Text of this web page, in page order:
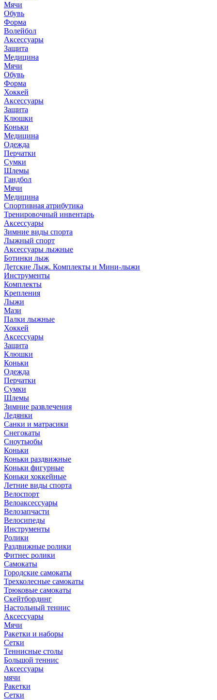
Мячи
Обувь
Форма
Волейбол
Аксессуары
Защита
Медицина
Мячи
Обувь
Форма
Хоккей
Аксессуары
Защита
Клюшки
Коньки
Медицина
Одежда
Перчатки
Сумки
Шлемы
Гандбол
Мячи
Медицина
Спортивная атрибутика
Тренировочный инвентарь
Аксессуары
Зимние виды спорта
Лыжный спорт
Аксессуары лыжные
Ботинки лыж
Детские Лыж. Комплекты и Мини-лыжи
Инструменты
Комплекты
Крепления
Лыжи
Мази
Палки лыжные
Хоккей
Аксессуары
Защита
Клюшки
Коньки
Одежда
Перчатки
Сумки
Шлемы
Зимние развлечения
Ледянки
Санки и матрасики
Снегокаты
Сноутьюбы
Коньки
Коньки раздвижные
Коньки фигурные
Коньки хоккейные
Летние виды спорта
Велоспорт
Велоаксессуары
Велозапчасти
Велосипеды
Инструменты
Ролики
Раздвижные ролики
Фитнес ролики
Самокаты
Городские самокаты
Трехколесные самокаты
Трюковые самокаты
Скейтбординг
Настольный теннис
Аксессуары
Мячи
Ракетки и наборы
Сетки
Теннисные столы
Большой теннис
Аксессуары
мячи
Ракетки
Сетки